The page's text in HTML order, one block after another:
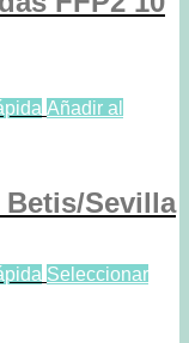
Añadir al
Sevilla
Seleccionar